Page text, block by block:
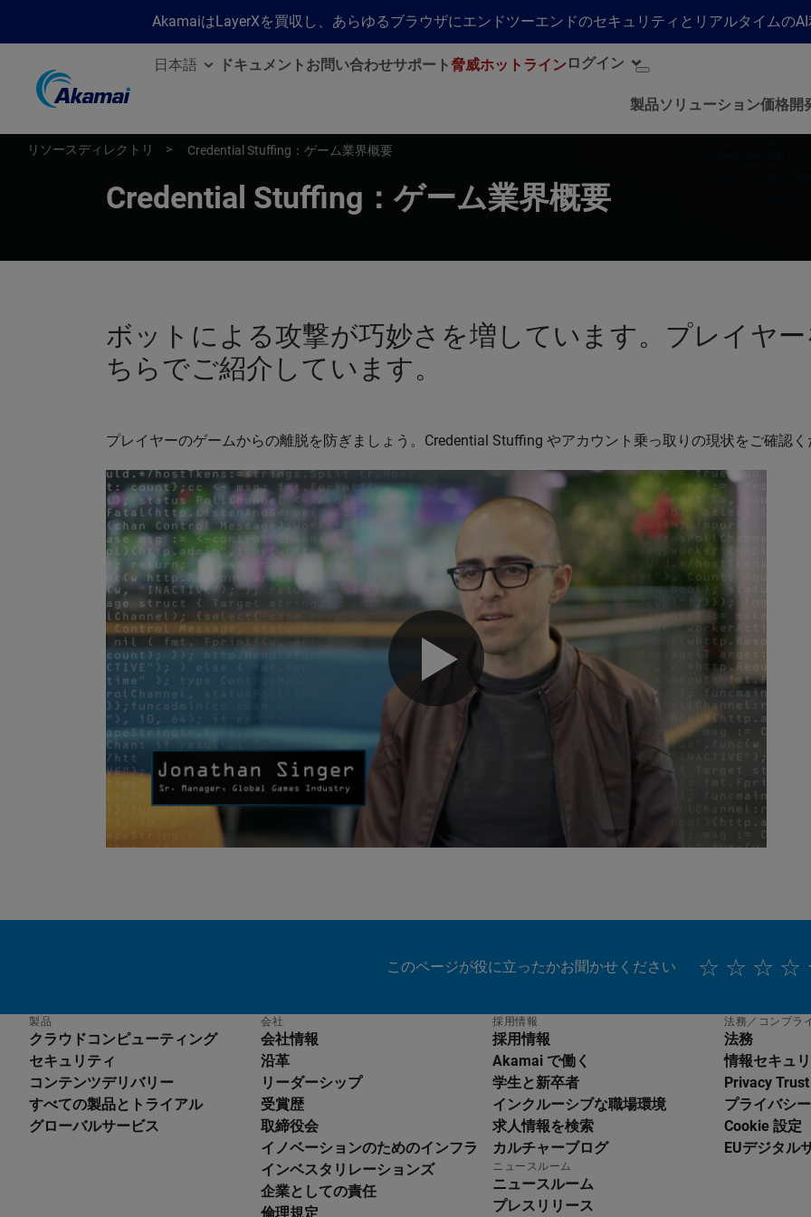
AkamaiはLayerXを買収し、あらゆるブラウザにエンドツーエンドのセキュリティとリアルタイムのAI
日本語 ドキュメント お問い合わせサポート脅威ホットライン ログイン
製品ソリューション価格開
リソースディレクトリ Credential Stuffing：ゲーム業界概要
Credential Stuffing：ゲーム業界概要
ボットによる攻撃が巧妙さを増しています。プレイヤ
ちらでご紹介しています。
プレイヤーのゲームからの離脱を防ぎましょう。Credential Stuffing やアカウント乗っ取りの現状をご確認く
このページが役に立ったかお聞かせください
製品
クラウドコンピューティング
セキュリティ
コンテンツデリバリー
すべての製品とトライアル
グローバルサービス
会社
会社情報
沿革
リーダーシップ
受賞歴
取締役会
イノベーションのためのインフラ
インベスタリレーションズ
企業としての責任
倫理規定
採用情報
採用情報
Akamai で働く
学生と新卒者
インクルーシブな職場環境
求人情報を検索
カルチャーブログ
ニュースルーム
ニュースルーム
プレスリリース
法務／コンプラ
法務
情報セキュ
Privacy
プライバシ
Cookie 設定
EUデジタル
English
Deutsch